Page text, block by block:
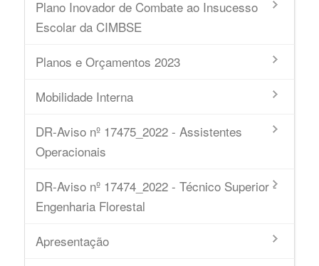
Plano Inovador de Combate ao Insucesso
Escolar da CIMBSE
Planos e Orçamentos 2023
Mobilidade Interna
DR-Aviso nº 17475_2022 - Assistentes
Operacionais
DR-Aviso nº 17474_2022 - Técnico Superior -
Engenharia Florestal
Apresentação